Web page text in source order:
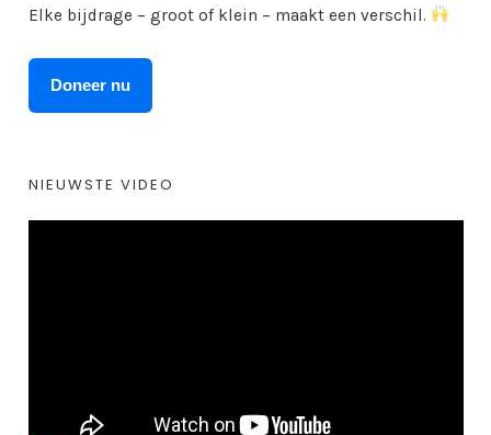
Elke bijdrage – groot of klein – maakt een verschil.
Doneer nu
NIEUWSTE VIDEO